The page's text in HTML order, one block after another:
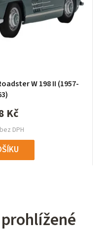
W 198 II (1957-
DPH
Kč